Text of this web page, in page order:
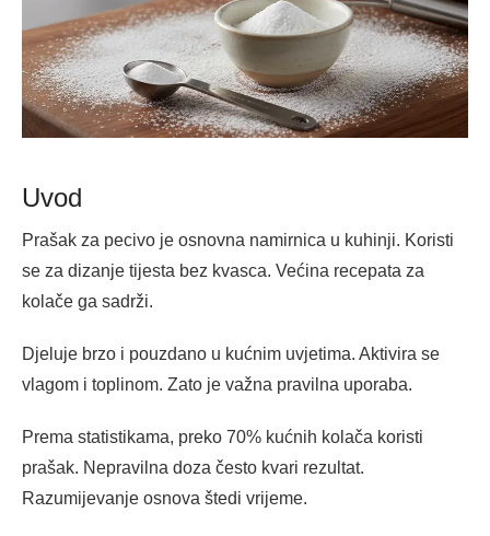
Uvod
Prašak za pecivo je osnovna namirnica u kuhinji. Koristi
se za dizanje tijesta bez kvasca. Većina recepata za
kolače ga sadrži.
Djeluje brzo i pouzdano u kućnim uvjetima. Aktivira se
vlagom i toplinom. Zato je važna pravilna uporaba.
Prema statistikama, preko 70% kućnih kolača koristi
prašak. Nepravilna doza često kvari rezultat.
Razumijevanje osnova štedi vrijeme.